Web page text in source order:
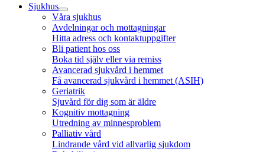
Sjukhus
Våra sjukhus
Avdelningar och mottagningar
Hitta adress och kontaktuppgifter
Bli patient hos oss
Boka tid själv eller via remiss
Avancerad sjukvård i hemmet
Få avancerad sjukvård i hemmet (ASIH)
Geriatrik
Sjuvård för dig som är äldre
Kognitiv mottagning
Utredning av minnesproblem
Palliativ vård
Lindrande vård vid allvarlig sjukdom